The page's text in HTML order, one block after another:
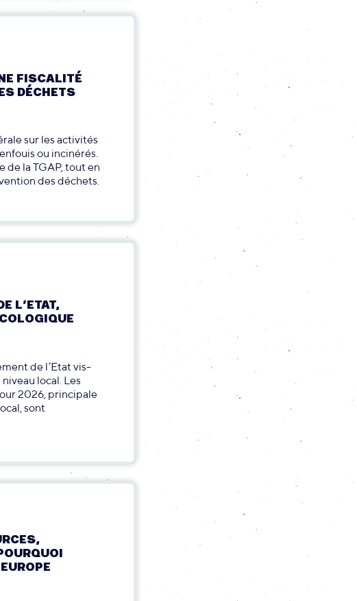
FISCALITÉ
DÉCHETS
sur les activités
ou incinérés.
de la TGAP, tout en
des déchets.
L’ETAT,
de l’Etat vis-
local. Les
2026, principale
sont